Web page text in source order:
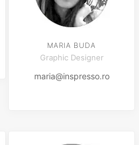
MARIA BUDA
Graphic Designer
maria@inspresso.ro